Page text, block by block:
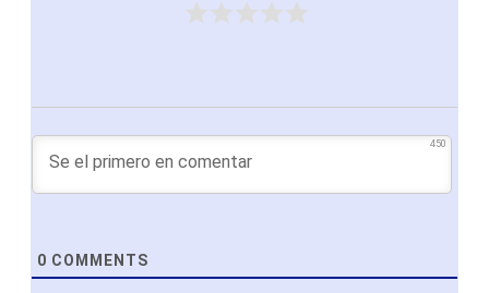
450
0 COMMENTS